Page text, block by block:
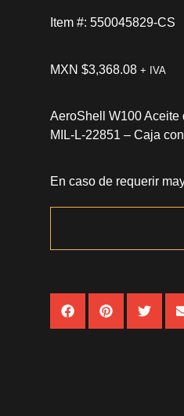
Item #: 550045829-CS
MXN $3,368.08 + IVA
AeroShell W100 Aceite
MIL-L-22851 – Caja
En caso de requerir